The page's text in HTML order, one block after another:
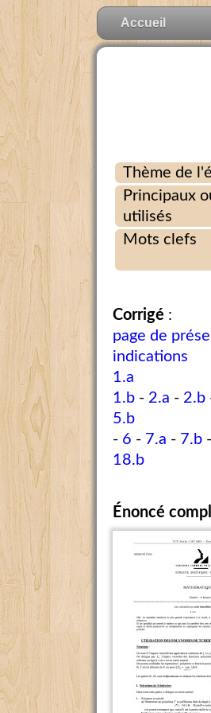
Accueil
Thème de
Principaux
utilisés
Mots clefs
Corrigé :
page de
indications
1.a
1.b - 2.a - 2.b
5.b
- 6 - 7.a - 7.b -
18.b
Énoncé